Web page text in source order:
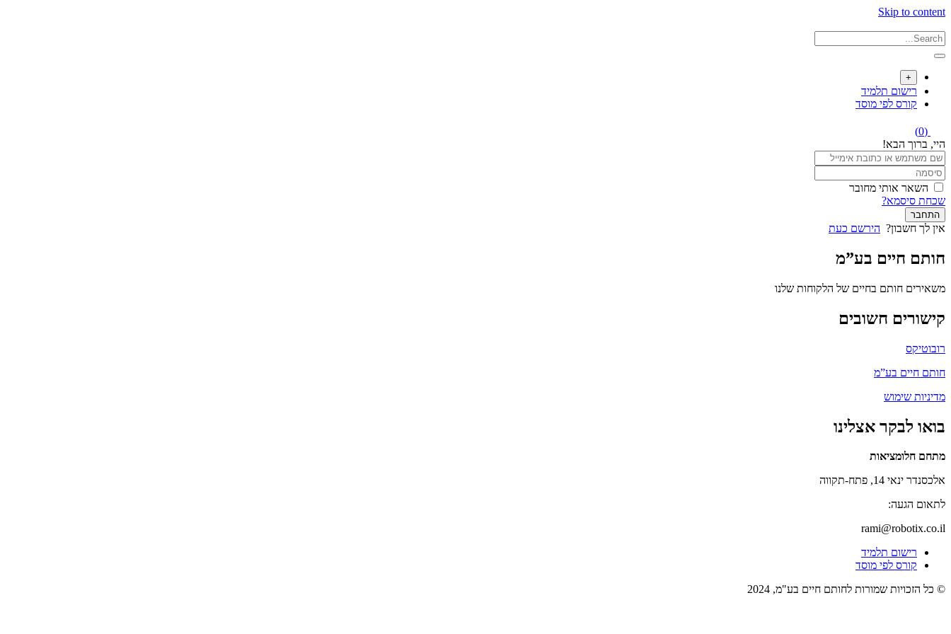
Skip to content
+
רישום תלמיד
קורס לפי מוסד
(0)
היי, ברוך הבא!
השאר אותי מחובר
שכחת סיסמא?
התחבר
אין לך חשבון? הירשם כעת
חותם חיים בע”מ
משאירים חותם בחיים של הלקוחות שלנו
קישורים חשובים
רובוטיקס
חותם חיים בע”מ
מדיניות שימוש
בואו לבקר אצלינו
מתחם חלומציאות
אלכסנדר ינאי 14, פתח-תקווה
לתאום הגעה:
rami@robotix.co.il
רישום תלמיד
קורס לפי מוסד
© כל הזכויות שמורות לחותם חיים בע"מ, 2024